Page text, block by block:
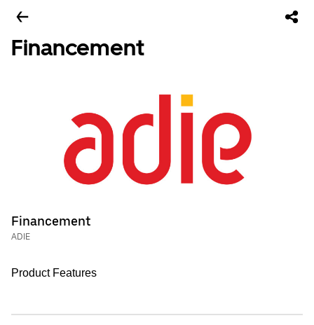
Financement
Financement
ADIE
Product Features